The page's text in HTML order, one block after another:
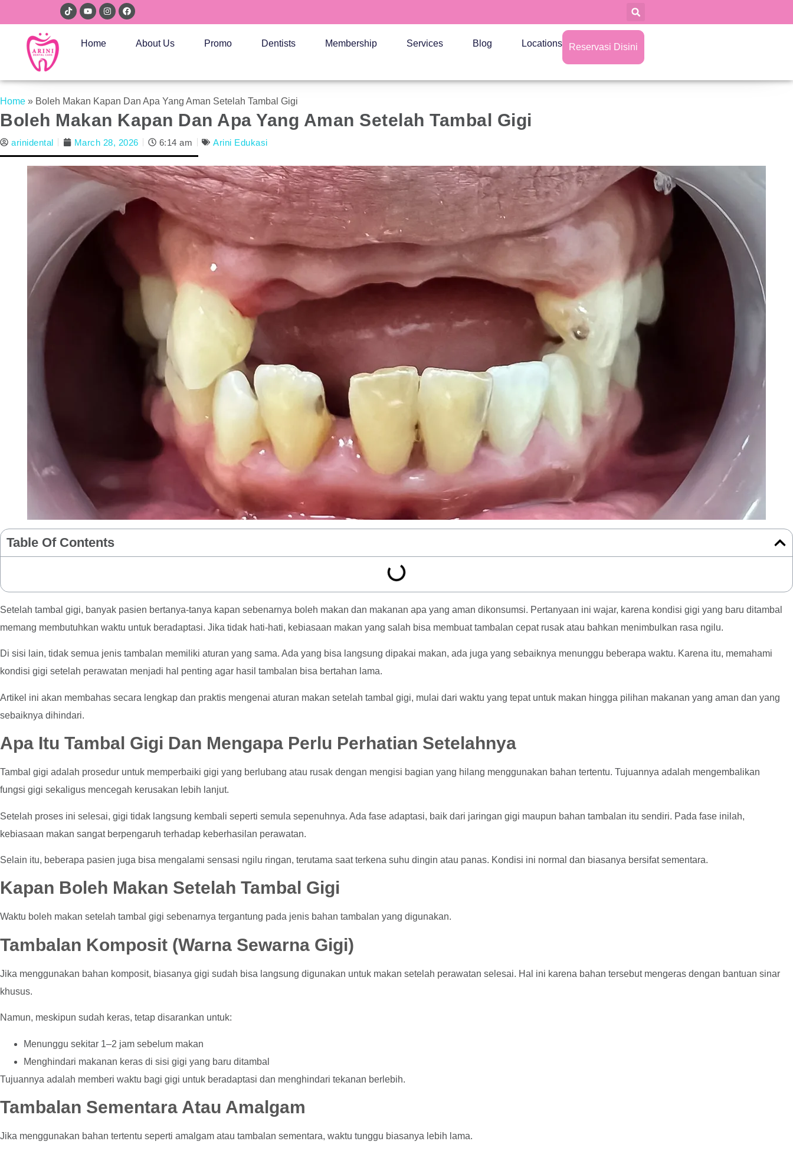
Home About Us Promo Dentists Membership Services Blog Locations Reservasi Disini
Home » Boleh Makan Kapan Dan Apa Yang Aman Setelah Tambal Gigi
Boleh Makan Kapan Dan Apa Yang Aman Setelah Tambal Gigi
arinidental March 28, 2026 6:14 am Arini Edukasi
Table Of Contents
Setelah tambal gigi, banyak pasien bertanya-tanya kapan sebenarnya boleh makan dan makanan apa yang aman dikonsumsi. Pertanyaan ini wajar, karena kondisi gigi yang baru ditambal
memang membutuhkan waktu untuk beradaptasi. Jika tidak hati-hati, kebiasaan makan yang salah bisa membuat tambalan cepat rusak atau bahkan menimbulkan rasa ngilu.
Di sisi lain, tidak semua jenis tambalan memiliki aturan yang sama. Ada yang bisa langsung dipakai makan, ada juga yang sebaiknya menunggu beberapa waktu. Karena itu, memahami
kondisi gigi setelah perawatan menjadi hal penting agar hasil tambalan bisa bertahan lama.
Artikel ini akan membahas secara lengkap dan praktis mengenai aturan makan setelah tambal gigi, mulai dari waktu yang tepat untuk makan hingga pilihan makanan yang aman dan yang
sebaiknya dihindari.
Apa Itu Tambal Gigi Dan Mengapa Perlu Perhatian Setelahnya
Tambal gigi adalah prosedur untuk memperbaiki gigi yang berlubang atau rusak dengan mengisi bagian yang hilang menggunakan bahan tertentu. Tujuannya adalah mengembalikan
fungsi gigi sekaligus mencegah kerusakan lebih lanjut.
Setelah proses ini selesai, gigi tidak langsung kembali seperti semula sepenuhnya. Ada fase adaptasi, baik dari jaringan gigi maupun bahan tambalan itu sendiri. Pada fase inilah,
kebiasaan makan sangat berpengaruh terhadap keberhasilan perawatan.
Selain itu, beberapa pasien juga bisa mengalami sensasi ngilu ringan, terutama saat terkena suhu dingin atau panas. Kondisi ini normal dan biasanya bersifat sementara.
Kapan Boleh Makan Setelah Tambal Gigi
Waktu boleh makan setelah tambal gigi sebenarnya tergantung pada jenis bahan tambalan yang digunakan.
Tambalan Komposit (warna Sewarna Gigi)
Jika menggunakan bahan komposit, biasanya gigi sudah bisa langsung digunakan untuk makan setelah perawatan selesai. Hal ini karena bahan tersebut mengeras dengan bantuan sinar
khusus.
Namun, meskipun sudah keras, tetap disarankan untuk:
Menunggu sekitar 1–2 jam sebelum makan
Menghindari makanan keras di sisi gigi yang baru ditambal
Tujuannya adalah memberi waktu bagi gigi untuk beradaptasi dan menghindari tekanan berlebih.
Tambalan Sementara Atau Amalgam
Jika menggunakan bahan tertentu seperti amalgam atau tambalan sementara, waktu tunggu biasanya lebih lama.